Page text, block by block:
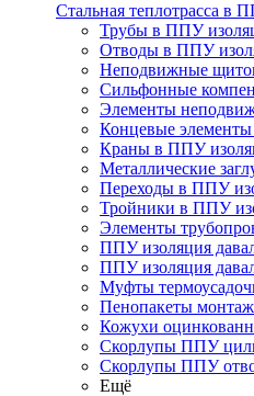
Стальная теплотрасса в
Трубы в ППУ
Отводы в ППУ
Неподвижные
Cильфонные
Элементы
Концевые
Краны в ППУ
Металлические
Переходы в ППУ
Тройники в ППУ
Элементы
ППУ изоляция
ППУ изоляция
Муфты
Пенопакеты
Кожухи
Скорлупы ППУ
Скорлупы ППУ
Ещё